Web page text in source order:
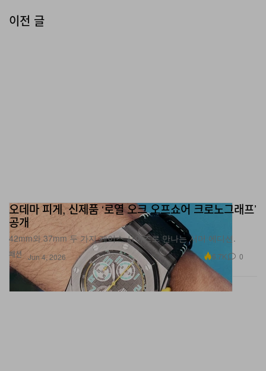
패션
공개
42mm와 37mm 두 가지 케이스 사이즈로 만나는 서머 에디션.
Jun 4, 2026 6.7K